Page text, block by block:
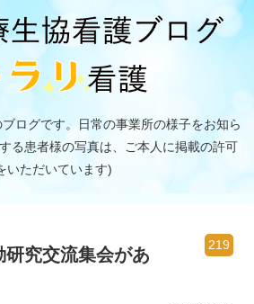
ログです。日常の事業所の様子をお知ら
る患者様の写真は、ご本人に掲載の許可
いただいています)
219
研究交流集会があ